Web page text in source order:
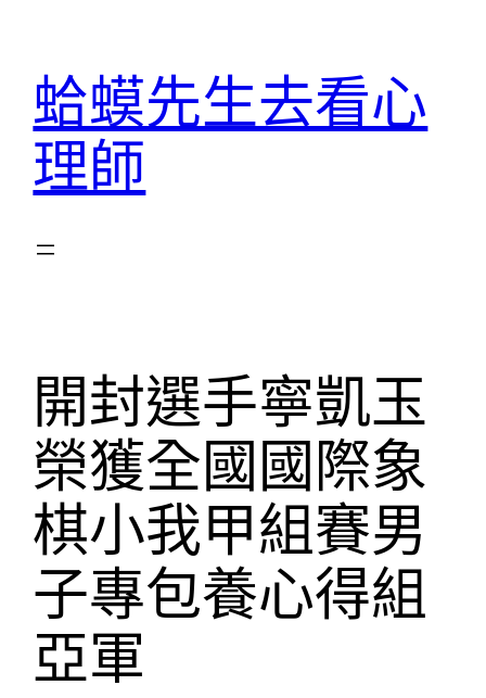
蛤蟆先生去看心
理師
開封選手寧凱玉
榮獲全國國際象
棋小我甲組賽男
子專包養心得組
亞軍